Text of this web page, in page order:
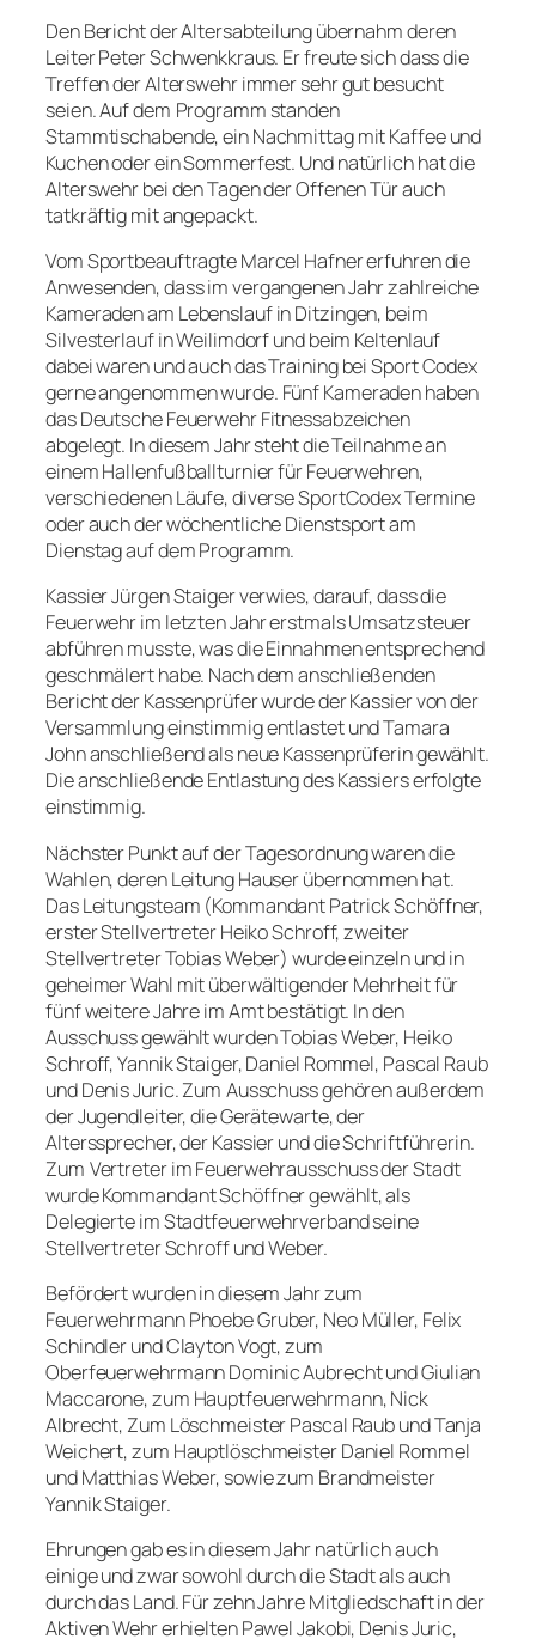
Den Bericht der Altersabteilung übernahm deren
Leiter Peter Schwenkkraus. Er freute sich dass die
Treffen der Alterswehr immer sehr gut besucht
seien. Auf dem Programm standen
Stammtischabende, ein Nachmittag mit Kaffee und
Kuchen oder ein Sommerfest. Und natürlich hat die
Alterswehr bei den Tagen der Offenen Tür auch
tatkräftig mit angepackt.
Vom Sportbeauftragte Marcel Hafner erfuhren die
Anwesenden, dass im vergangenen Jahr zahlreiche
Kameraden am Lebenslauf in Ditzingen, beim
Silvesterlauf in Weilimdorf und beim Keltenlauf
dabei waren und auch das Training bei Sport Codex
gerne angenommen wurde. Fünf Kameraden haben
das Deutsche Feuerwehr Fitnessabzeichen
abgelegt. In diesem Jahr steht die Teilnahme an
einem Hallenfußballturnier für Feuerwehren,
verschiedenen Läufe, diverse SportCodex Termine
oder auch der wöchentliche Dienstsport am
Dienstag auf dem Programm.
Kassier Jürgen Staiger verwies, darauf, dass die
Feuerwehr im letzten Jahr erstmals Umsatzsteuer
abführen musste, was die Einnahmen entsprechend
geschmälert habe. Nach dem anschließenden
Bericht der Kassenprüfer wurde der Kassier von der
Versammlung einstimmig entlastet und Tamara
John anschließend als neue Kassenprüferin gewählt.
Die anschließende Entlastung des Kassiers erfolgte
einstimmig.
Nächster Punkt auf der Tagesordnung waren die
Wahlen, deren Leitung Hauser übernommen hat.
Das Leitungsteam (Kommandant Patrick Schöffner,
erster Stellvertreter Heiko Schroff, zweiter
Stellvertreter Tobias Weber) wurde einzeln und in
geheimer Wahl mit überwältigender Mehrheit für
fünf weitere Jahre im Amt bestätigt. In den
Ausschuss gewählt wurden Tobias Weber, Heiko
Schroff, Yannik Staiger, Daniel Rommel, Pascal Raub
und Denis Juric. Zum Ausschuss gehören außerdem
der Jugendleiter, die Gerätewarte, der
Alterssprecher, der Kassier und die Schriftführerin.
Zum Vertreter im Feuerwehrausschuss der Stadt
wurde Kommandant Schöffner gewählt, als
Delegierte im Stadtfeuerwehrverband seine
Stellvertreter Schroff und Weber.
Befördert wurden in diesem Jahr zum
Feuerwehrmann Phoebe Gruber, Neo Müller, Felix
Schindler und Clayton Vogt, zum
Oberfeuerwehrmann Dominic Aubrecht und Giulian
Maccarone, zum Hauptfeuerwehrmann, Nick
Albrecht, Zum Löschmeister Pascal Raub und Tanja
Weichert, zum Hauptlöschmeister Daniel Rommel
und Matthias Weber, sowie zum Brandmeister
Yannik Staiger.
Ehrungen gab es in diesem Jahr natürlich auch
einige und zwar sowohl durch die Stadt als auch
durch das Land. Für zehn Jahre Mitgliedschaft in der
Aktiven Wehr erhielten Pawel Jakobi, Denis Juric,